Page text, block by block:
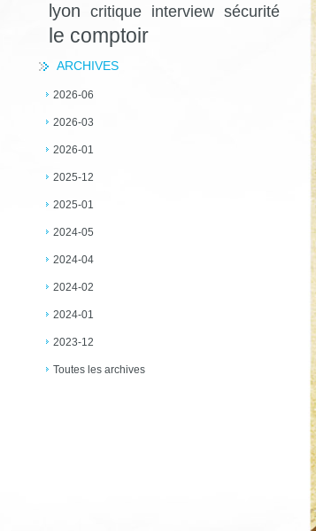
lyon critique interview sécurité
le comptoir
ARCHIVES
2026-06
2026-03
2026-01
2025-12
2025-01
2024-05
2024-04
2024-02
2024-01
2023-12
Toutes les archives